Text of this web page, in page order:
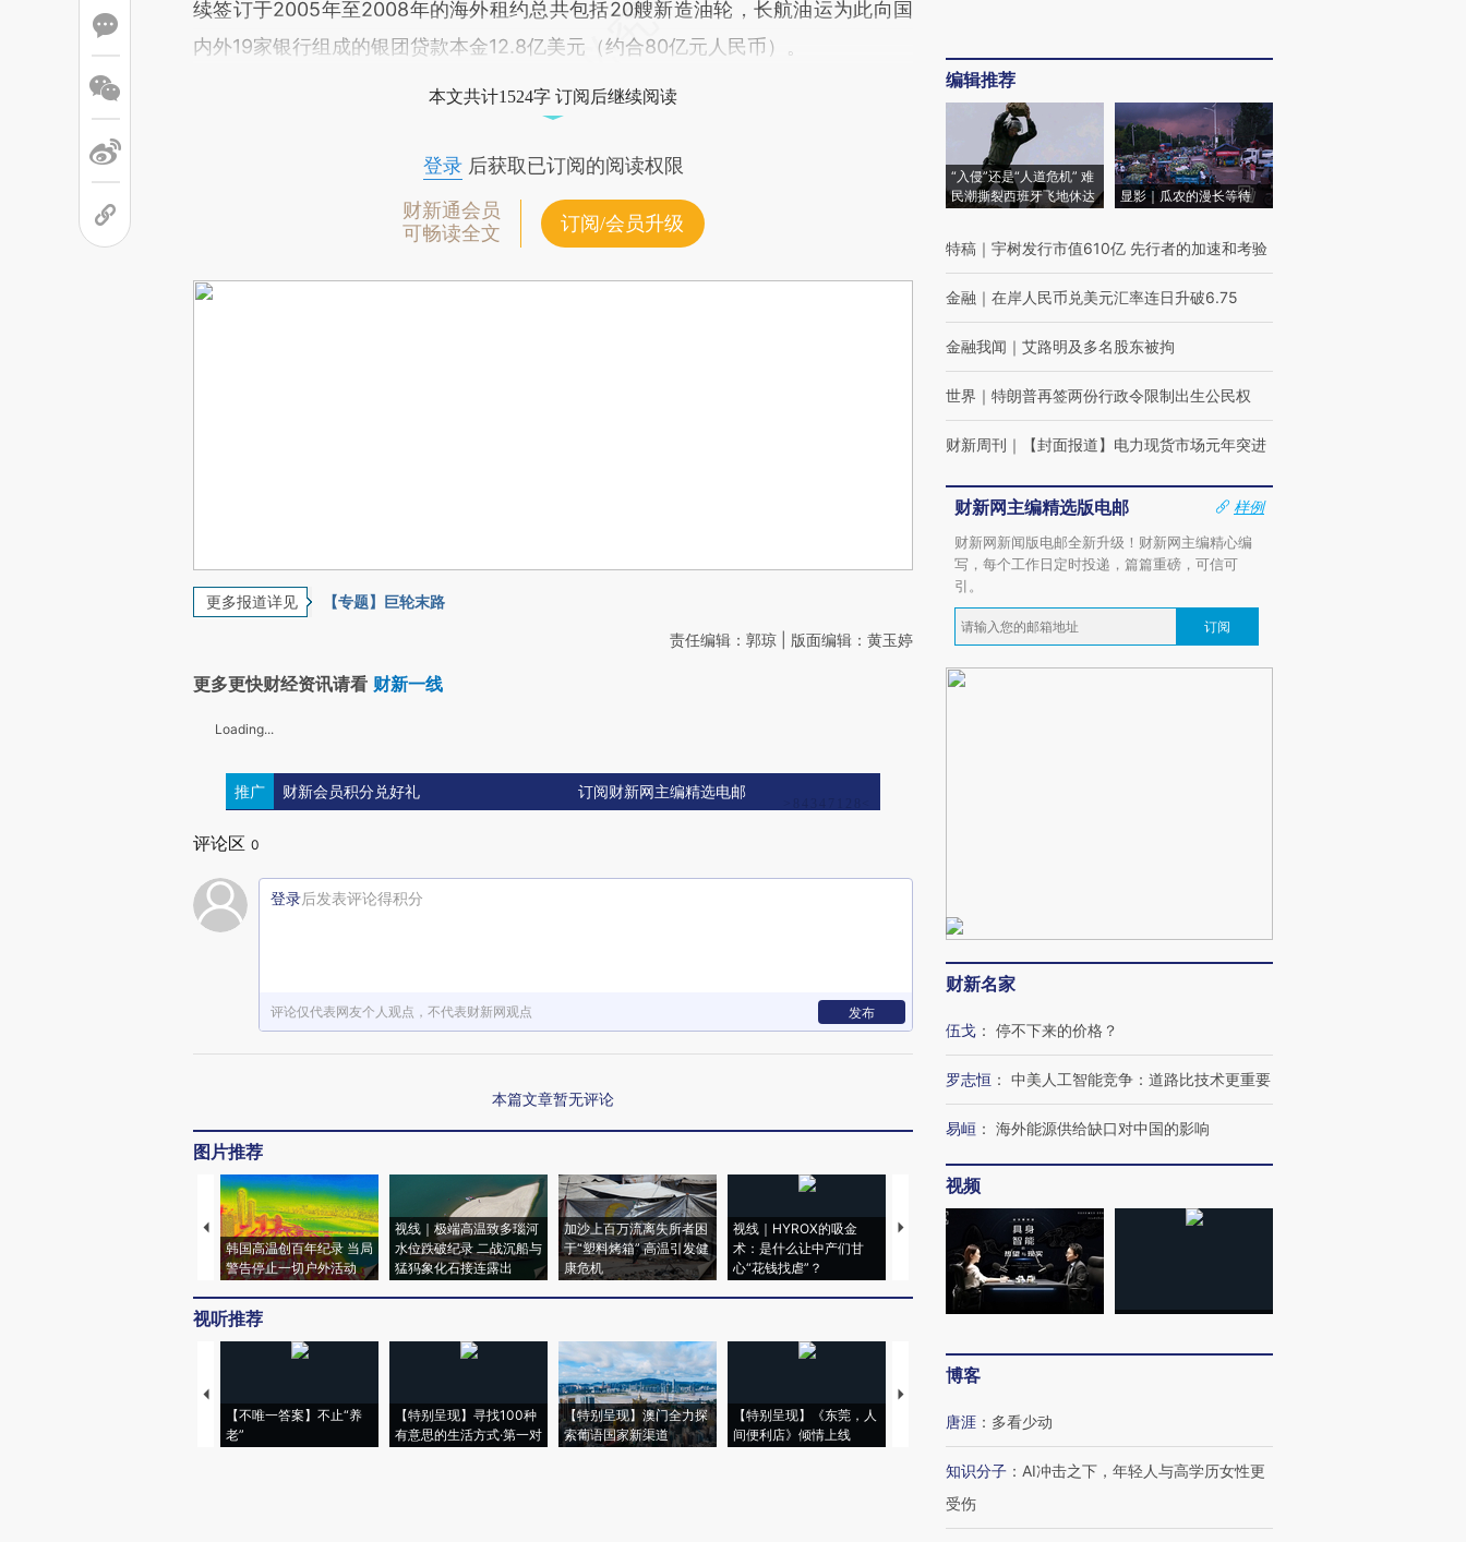
续签订于2005年至2008年的海外租约总共包括20艘新造油轮，长航油运为此向国
内外19家银行组成的银团贷款本金12.8亿美元（约合80亿元人民币）。
本文共计1524字 订阅后继续阅读
登录后获取已订阅的阅读权限
财新通会员
可畅读全文
订阅/会员升级
更多报道详见 【专题】巨轮末路
责任编辑：郭琼 | 版面编辑：黄玉婷
更多更快财经资讯请看 财新一线
Loading...
推广 财新会员积分兑好礼 订阅财新网主编精选电邮
评论区 0
登录后发表评论得积分
评论仅代表网友个人观点，不代表财新网观点 发布
本篇文章暂无评论
图片推荐
韩国高温创百年纪录 当局
警告停止一切户外活动
视线｜极端高温致多瑙河
水位跌破纪录 二战沉船与
猛犸象化石接连露出
加沙上百万流离失所者困
于“塑料烤箱” 高温引发健
康危机
视线｜HYROX的吸金
术：是什么让中产们甘
心“花钱找虐”？
马航飞行员跨国走私7万
粒摇头丸 尿检体内含3种
视线｜被称为“蟑螂”的印
度Z世代 用街头抗争将教
育部长拱下台
视听推荐
【不唯一答案】不止“养
老”
【特别呈现】寻找100种
有意思的生活方式·第一对
【特别呈现】澳门全力探
索葡语国家新渠道
【特别呈现】《东莞，人
间便利店》倾情上线
【推广】走进第四届链博
会，让数智科技“链”接产
编辑推荐
“入侵”还是“人道危机” 难
民潮撕裂西班牙飞地休达
显影｜瓜农的漫长等待
特稿 ｜ 宇树发行市值610亿 先行者的加速和考验
金融 ｜ 在岸人民币兑美元汇率连日升破6.75
金融我闻 ｜ 艾路明及多名股东被拘
世界 ｜ 特朗普再签两份行政令限制出生公民权
财新周刊 ｜ 【封面报道】电力现货市场元年突进
财新网主编精选版电邮
样例
财新网新闻版电邮全新升级！财新网主编精心编
写，每个工作日定时投递，篇篇重磅，可信可
引。
订阅
财新名家
伍戈 ： 停不下来的价格？
罗志恒 ： 中美人工智能竞争：道路比技术更重要
易峘 ： 海外能源供给缺口对中国的影响
视频
博客
唐涯 ： 多看少动
知识分子 ： AI冲击之下，年轻人与高学历女性更
受伤